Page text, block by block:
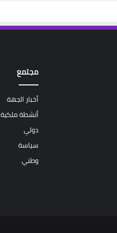
مجتمع
أخبار الجهة
أنشطة ملكية
دولي
سياسة
وطني